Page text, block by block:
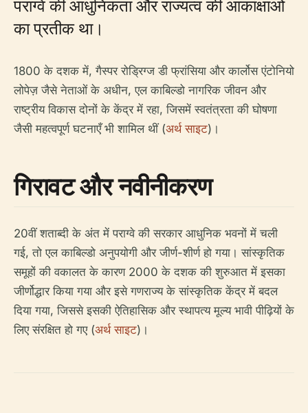
पराग्वे की आधुनिकता और राज्यत्व की आकांक्षाओं
का प्रतीक था।
1800 के दशक में, गैस्पर रोड्रिग्ज डी फ्रांसिया और कार्लोस एंटोनियो
लोपेज़ जैसे नेताओं के अधीन, एल काबिल्डो नागरिक जीवन और
राष्ट्रीय विकास दोनों के केंद्र में रहा, जिसमें स्वतंत्रता की घोषणा
जैसी महत्वपूर्ण घटनाएँ भी शामिल थीं (अर्थ साइट)।
गिरावट और नवीनीकरण
20वीं शताब्दी के अंत में पराग्वे की सरकार आधुनिक भवनों में चली
गई, तो एल काबिल्डो अनुपयोगी और जीर्ण-शीर्ण हो गया। सांस्कृतिक
समूहों की वकालत के कारण 2000 के दशक की शुरुआत में इसका
जीर्णोद्धार किया गया और इसे गणराज्य के सांस्कृतिक केंद्र में बदल
दिया गया, जिससे इसकी ऐतिहासिक और स्थापत्य मूल्य भावी पीढ़ियों के
लिए संरक्षित हो गए (अर्थ साइट)।